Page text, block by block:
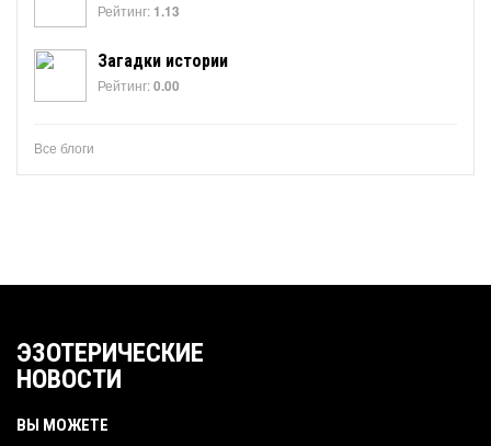
Рейтинг: 1.13
Загадки истории
Рейтинг:0.00
Все блоги
ЭЗОТЕРИЧЕСКИЕ
НОВОСТИ
ВЫ МОЖЕТЕ